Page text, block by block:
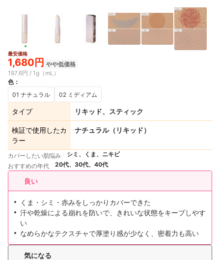
最安価格
1,680円 やや低価格
197.6円 / 1g（mL）
色：
01 ナチュラル
02 ミディアム
タイプ リキッド、スティック
検証で使用したカ
ラー
ナチュラル（リキッド）
カバーしたい肌悩み
シミ、くま、ニキビ
おすすめの年代
20代、30代、40代
良い
くま・シミ・赤みをしっかりカバーできた
汗や乾燥による崩れを防いで、きれいな状態をキープしやす
い
なめらかなテクスチャで厚塗り感が少なく、密着力も高い
気になる